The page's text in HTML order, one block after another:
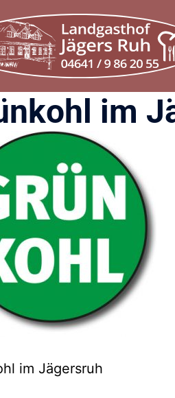
im
im Jägersruh